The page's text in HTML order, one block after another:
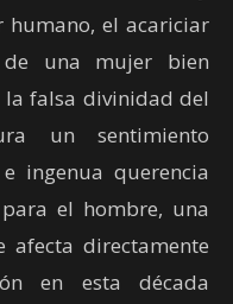
el acariciar
una mujer bien
falsa divinidad del
un sentimiento
ingenua querencia
el hombre, una
afecta directamente
en esta década